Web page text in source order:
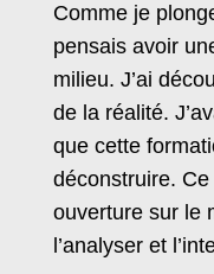
Comme je
pensais avoir
milieu. J’ai
de la réalité.
que cette
déconstruire.
ouverture sur le
l’analyser et